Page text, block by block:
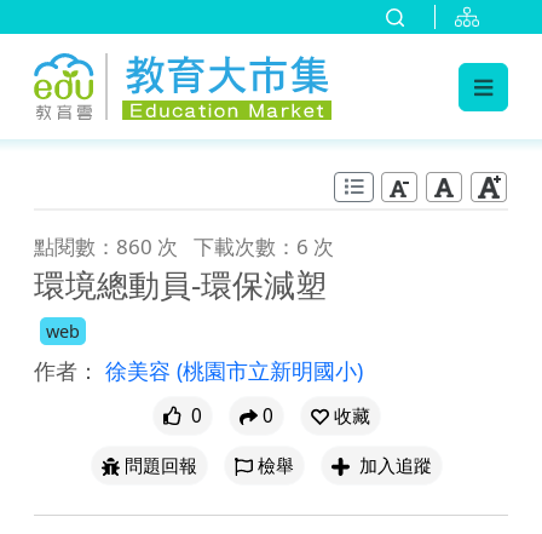
點閱數：860 次 下載次數：6 次
環境總動員-環保減塑
web
作者： 徐美容 (桃園市立新明國小)
0 0
收藏
問題回報
檢舉 加入追蹤